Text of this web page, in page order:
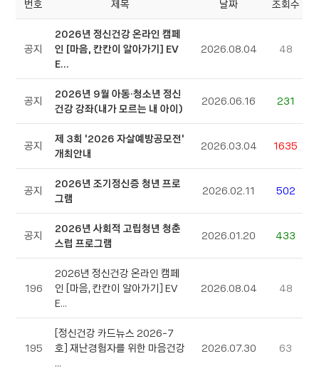
번호 제목 날짜 조회수
공지
2026년 정신건강 온라인 캠페
인 [마음, 칸칸이 알아가기] EV
E...
2026.08.04 48
공지
2026년 9월 아동·청소년 정신
건강 강좌(내가 모르는 내 아이)
2026.06.16 231
공지
제 3회 '2026 자살예방공모전'
개최안내
2026.03.04 1635
공지
2026년 조기정신증 청년 프로
그램
2026.02.11 502
공지
2026년 사회적 고립청년 청춘
스럽 프로그램
2026.01.20 433
196
2026년 정신건강 온라인 캠페
인 [마음, 칸칸이 알아가기] EV
E...
2026.08.04 48
195
[정신건강 카드뉴스 2026-7
호] 재난경험자를 위한 마음건강
...
2026.07.30 63